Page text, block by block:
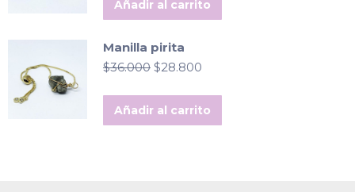
era:
$36.000.
es:
$28.800.
Añadir al carrito
Manilla pirita
$36.000 El
original
era:
$36.000.
$28.800
actual
es:
$28.800.
Añadir al carrito